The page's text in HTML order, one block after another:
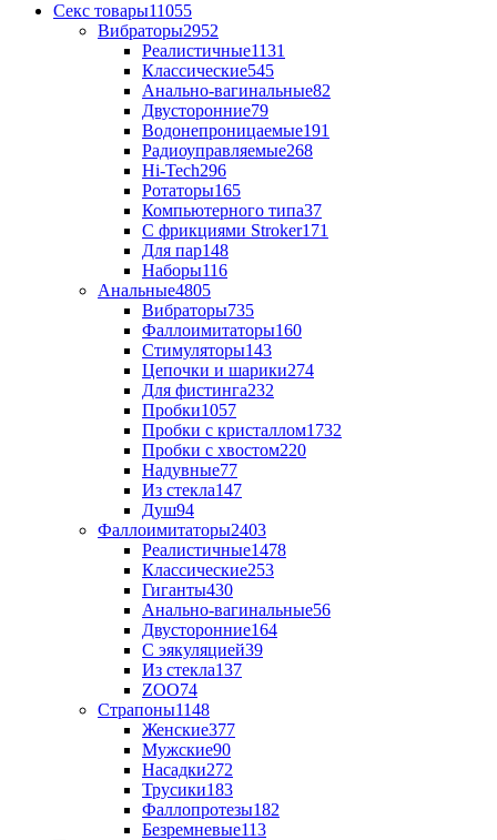
Секс товары11055
Вибраторы2952
Реалистичные1131
Классические545
Анально-вагинальные82
Двусторонние79
Водонепроницаемые191
Радиоуправляемые268
Hi-Tech296
Ротаторы165
Компьютерного типа37
С фрикциями Stroker171
Для пар148
Наборы116
Анальные4805
Вибраторы735
Фаллоимитаторы160
Стимуляторы143
Цепочки и шарики274
Для фистинга232
Пробки1057
Пробки с кристаллом1732
Пробки с хвостом220
Надувные77
Из стекла147
Душ94
Фаллоимитаторы2403
Реалистичные1478
Классические253
Гиганты430
Анально-вагинальные56
Двусторонние164
С эякуляцией39
Из стекла137
ZOO74
Страпоны1148
Женские377
Мужские90
Насадки272
Трусики183
Фаллопротезы182
Безремневые113